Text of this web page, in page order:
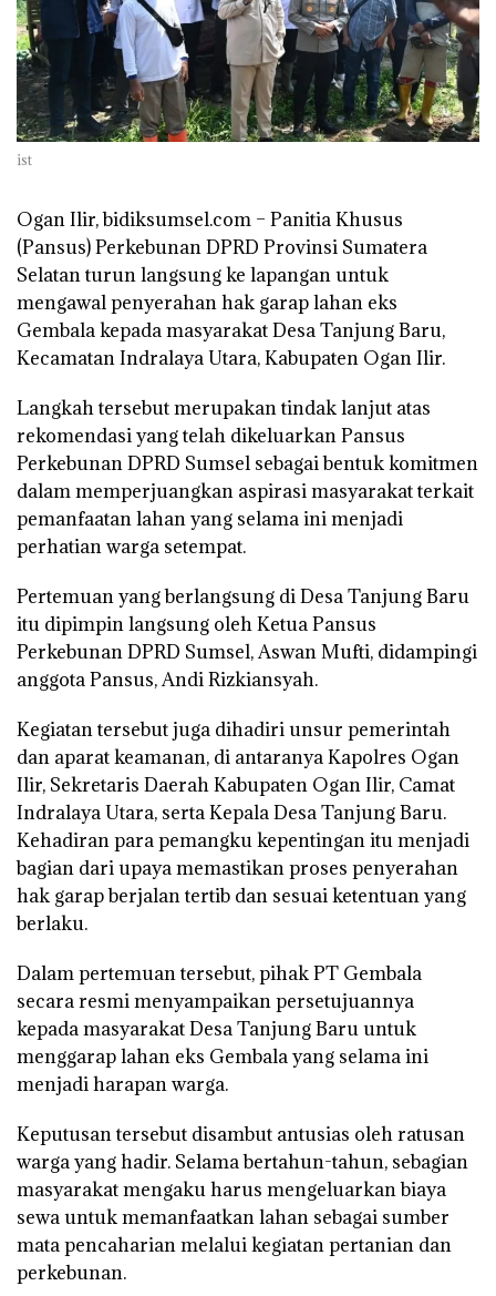
ist
Ogan Ilir, bidiksumsel.com – Panitia Khusus
(Pansus) Perkebunan DPRD Provinsi Sumatera
Selatan turun langsung ke lapangan untuk
mengawal penyerahan hak garap lahan eks
Gembala kepada masyarakat Desa Tanjung Baru,
Kecamatan Indralaya Utara, Kabupaten Ogan Ilir.
Langkah tersebut merupakan tindak lanjut atas
rekomendasi yang telah dikeluarkan Pansus
Perkebunan DPRD Sumsel sebagai bentuk komitmen
dalam memperjuangkan aspirasi masyarakat terkait
pemanfaatan lahan yang selama ini menjadi
perhatian warga setempat.
Pertemuan yang berlangsung di Desa Tanjung Baru
itu dipimpin langsung oleh Ketua Pansus
Perkebunan DPRD Sumsel,Aswan Mufti, didampingi
anggota Pansus,Andi Rizkiansyah.
Kegiatan tersebut juga dihadiri unsur pemerintah
dan aparat keamanan, di antaranya Kapolres Ogan
Ilir, Sekretaris Daerah Kabupaten Ogan Ilir, Camat
Indralaya Utara, serta Kepala Desa Tanjung Baru.
Kehadiran para pemangku kepentingan itu menjadi
bagian dari upaya memastikan proses penyerahan
hak garap berjalan tertib dan sesuai ketentuan yang
berlaku.
Dalam pertemuan tersebut, pihak PT Gembala
secara resmi menyampaikan persetujuannya
kepada masyarakat Desa Tanjung Baru untuk
menggarap lahan eks Gembala yang selama ini
menjadi harapan warga.
Keputusan tersebut disambut antusias oleh ratusan
warga yang hadir. Selama bertahun-tahun, sebagian
masyarakat mengaku harus mengeluarkan biaya
sewa untuk memanfaatkan lahan sebagai sumber
mata pencaharian melalui kegiatan pertanian dan
perkebunan.